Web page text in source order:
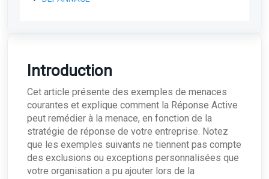
Covalence
Exceptions au pare-feu pour les équipements
réseau et les endpoint agents
Dismissing an ARO?
ARO : Protocole RDP observé
Comment gérer la réponse active pour un seul
point de endpoint ?
Événements Windows enregistrés par l'agent
Endpoint
Données supplémentaires
Tableaux de données supplémentaires -
Systèmes d'exploitation obsolètes et en fin de
vie
Tableau de données complémentaires :
Logiciels vulnérables
Introduction
Cet article présente des exemples de menaces
courantes et explique comment la Réponse Active
peut remédier à la menace, en fonction de la
stratégie de réponse de votre entreprise. Notez
que les exemples suivants ne tiennent pas compte
des exclusions ou exceptions personnalisées que
votre organisation a pu ajouter lors de la